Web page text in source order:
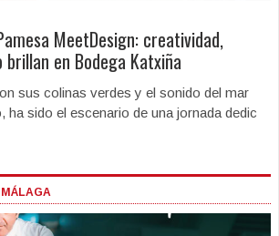
MeetDesign: creatividad,
en Bodega Katxiña
sus colinas verdes y el sonido del mar
ha sido el escenario de una jornada dedic
MÁLAGA